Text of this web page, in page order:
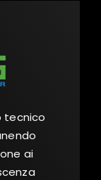
tecnico
ai